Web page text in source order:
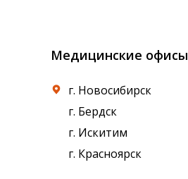
Медицинские офисы
г. Новосибирск
г. Бердск
г. Искитим
г. Красноярск